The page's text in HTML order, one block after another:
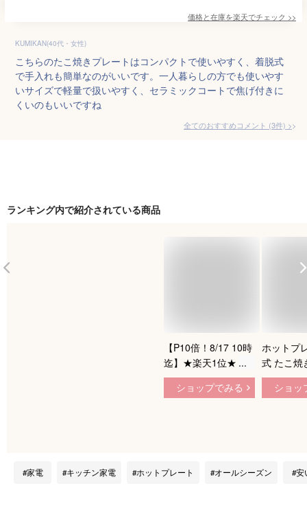
価格と在庫を楽天でチェック >>
KUMIKAN(40代・女性)
こちらのたこ焼きプレートはコンパクトで使いやすく、着脱式
で手入れも簡単なのがいいです。一人暮らしの方でも使いやす
いサイズで軽量で扱いやすく、セラミックコートで焦げ付きに
くいのもいいですね
全てのおすすめコメント (3件) >
ランキング内で紹介されている商品
【P10倍！8/17 10時
迄】★楽天1位★ ホ
ットプレート 焼肉
たこ焼き プレート2
ト丸洗い お手入れ簡
ショップでみる
ホットプ
式 たこ焼
＆平面プ
組 YOJ-
新生活 軽
ショッ
家電 キッチン家電 ホットプレート オールシーズン 安